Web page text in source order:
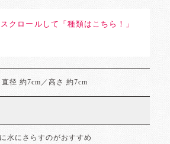
クロールして「種類はこちら！」
直径 約7cm／高さ 約7cm
水にさらすのがおすすめ